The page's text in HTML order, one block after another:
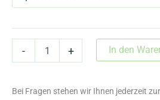
-
Strass
+ In den
Bei Fragen stehen wir Ihnen jederzeit